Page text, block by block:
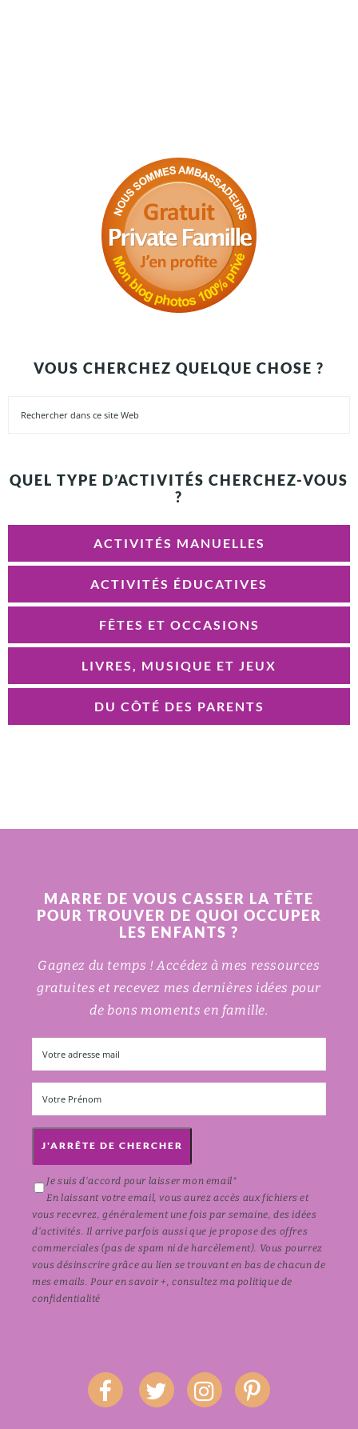
VOUS CHERCHEZ QUELQUE CHOSE ?
QUEL TYPE D’ACTIVITÉS CHERCHEZ-VOUS
?
ACTIVITÉS MANUELLES
ACTIVITÉS ÉDUCATIVES
FÊTES ET OCCASIONS
LIVRES, MUSIQUE ET JEUX
DU CÔTÉ DES PARENTS
MARRE DE VOUS CASSER LA TÊTE
POUR TROUVER DE QUOI OCCUPER
LES ENFANTS ?
Gagnez du temps ! Accédez à mes ressources
gratuites et recevez mes dernières idées pour
de bons moments en famille.
J'ARRÊTE DE CHERCHER
Je suis d'accord pour laisser mon email*
En laissant votre email, vous aurez accès aux fichiers et
vous recevrez, généralement une fois par semaine, des idées
d'activités. Il arrive parfois aussi que je propose des offres
commerciales (pas de spam ni de harcèlement). Vous pourrez
vous désinscrire grâce au lien se trouvant en bas de chacun de
mes emails. Pour en savoir +, consultez ma politique de
confidentialité